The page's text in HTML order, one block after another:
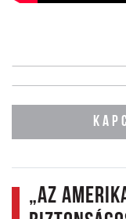
„Az